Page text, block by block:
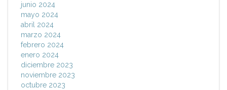
junio 2024
mayo 2024
abril 2024
marzo 2024
febrero 2024
enero 2024
diciembre 2023
noviembre 2023
octubre 2023